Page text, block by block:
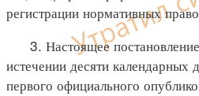
регистрации нормативных
3. Настоящее постановление
истечении десяти календарных
первого официального